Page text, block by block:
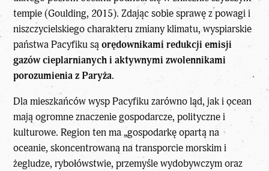
tempie (Goulding, 2015). Zdając sobie sprawę z powagi i
niszczycielskiego charakteru zmiany klimatu, wyspiarskie
państwa Pacyfiku sąorędownikami redukcji emisji
gazów cieplarnianych i aktywnymi zwolennikami
porozumienia z Paryża.
Dla mieszkańców wysp Pacyfiku zarówno ląd, jak i ocean
mają ogromne znaczenie gospodarcze, polityczne i
kulturowe. Region ten ma „gospodarkę opartą na
oceanie, skoncentrowaną na transporcie morskim i
żegludze, rybołówstwie, przemyśle wydobywczym oraz